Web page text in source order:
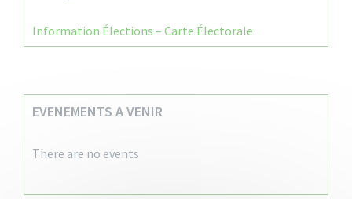
Information Élections – Carte Électorale
EVENEMENTS A VENIR
There are no events